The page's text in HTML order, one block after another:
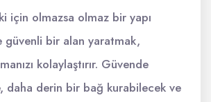
için olmazsa olmaz bir yapı
güvenli bir alan yaratmak,
kolaylaştırır. Güvende
daha derin bir bağ kurabilecek ve